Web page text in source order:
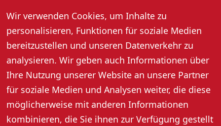
Wir verwenden Cookies, um Inhalte zu
personalisieren, Funktionen für soziale Medien
bereitzustellen und unseren Datenverkehr zu
analysieren. Wir geben auch Informationen über
Ihre Nutzung unserer Website an unsere Partner
für soziale Medien und Analysen weiter, die diese
möglicherweise mit anderen Informationen
kombinieren, die Sie ihnen zur Verfügung gestellt
Dauer: ca. 1,5 Stunden
Bei Einbruch der Dunkelheit sorgen Fackeln für eine
tolle Atmosphäre.
Preis pro Person: 10,- Euro, Kinder 8,- Euro
Anmeldung erforderlich: Renchtal Tourismus GmbH,
Tel. 07802 82600
Mindestpersonenzahl: 10 Personen